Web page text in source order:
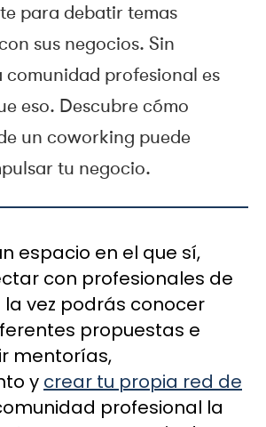
para debatir temas
sus negocios. Sin
comunidad profesional es
eso. Descubre cómo
un coworking puede
tu negocio.
espacio en el que sí,
con profesionales de
la vez podrás conocer
propuestas e
mentorías,
y crear tu propia red de
profesional la